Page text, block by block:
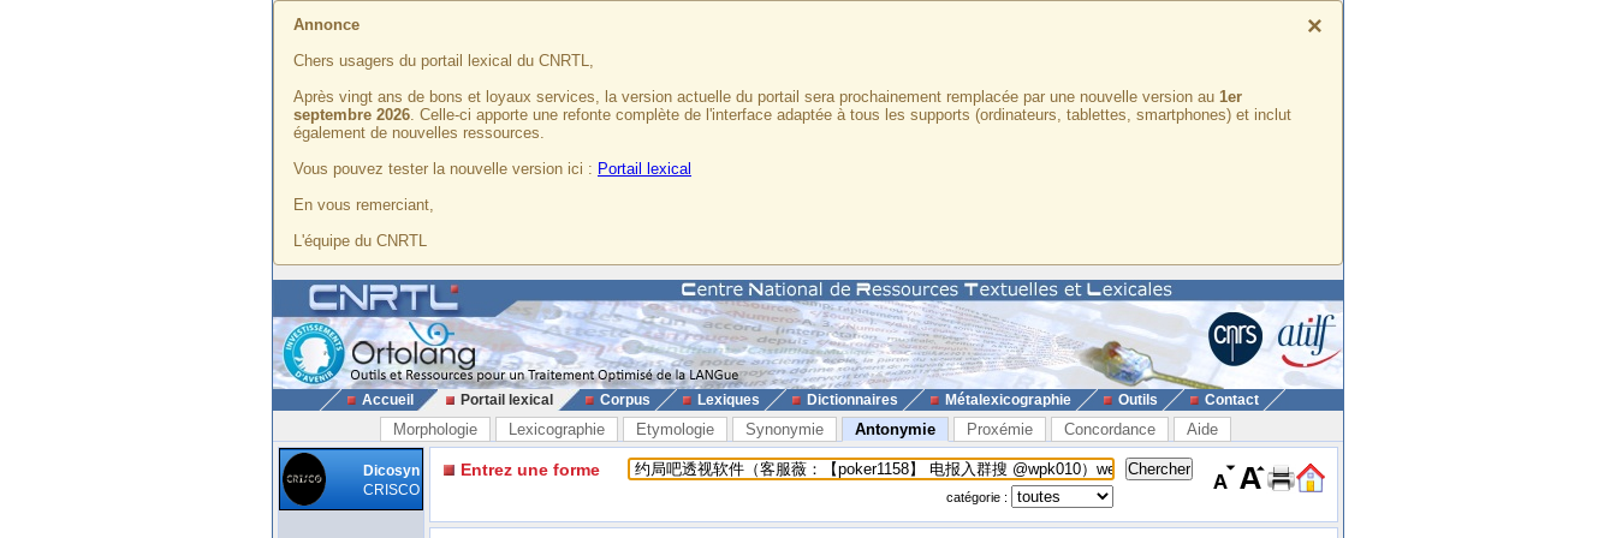
×
Annonce
Chers usagers du portail lexical du CNRTL,
Après vingt ans de bons et loyaux services, la version actuelle du portail sera prochainement remplacée par une nouvelle version au 1er
septembre 2026. Celle-ci apporte une refonte complète de l'interface adaptée à tous les supports (ordinateurs, tablettes, smartphones) et inclut
également de nouvelles ressources.
Vous pouvez tester la nouvelle version ici : Portail lexical
En vous remerciant,
L'équipe du CNRTL
Accueil Portail lexical Corpus Lexiques Dictionnaires Métalexicographie Outils Contact
Morphologie Lexicographie Etymologie Synonymie Antonymie Proxémie Concordance Aide
Dicosyn
CRISCO
Entrez une forme
catégorie :